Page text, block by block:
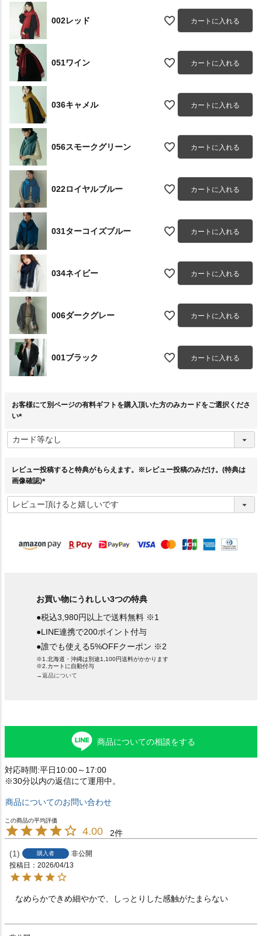
002レッド カートに入れる
051ワイン カートに入れる
036キャメル カートに入れる
056スモークグリーン カートに入れる
022ロイヤルブルー カートに入れる
031ターコイズブルー カートに入れる
034ネイビー カートに入れる
006ダークグレー カートに入れる
001ブラック カートに入れる
お客様にて別ページの有料ギフトを購入頂いた方のみカードをご選択くださ
い
必
須
レビュー投稿すると特典がもらえます。※レビュー投稿のみだけ。(特典は
画像確認)
必
須
お買い物にうれしい3つの特典
●税込3,980円以上で送料無料 ※1
●LINE連携で200ポイント付与
●誰でも使える5%OFFクーポン ※2
※1.北海道・沖縄は別途1,100円送料がかかります
※2.カートに自動付与
→返品について
商品についての相談をする
対応時間:平日10:00～17:00
※30分以内の返信にて運用中。
商品についてのお問い合わせ
4.00 2
1 購入者
非公開
投稿日
2026/04/13
なめらかできめ細やかで、しっとりした感触がたまらない